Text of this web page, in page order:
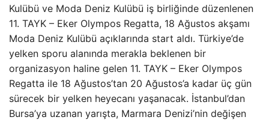
Kulübü ve Moda Deniz Kulübü iş birliğinde düzenlenen
11. TAYK – Eker Olympos Regatta, 18 Ağustos akşamı
Moda Deniz Kulübü açıklarında start aldı. Türkiye’de
yelken sporu alanında merakla beklenen bir
organizasyon haline gelen 11. TAYK – Eker Olympos
Regatta ile 18 Ağustos’tan 20 Ağustos’a kadar üç gün
sürecek bir yelken heyecanı yaşanacak. İstanbul’dan
Bursa’ya uzanan yarışta, Marmara Denizi’nin değişen